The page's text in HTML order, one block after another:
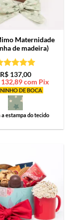
Maternidade
de madeira)
5
5
R$137,00
132,89com Pix
DE BOCA
a estampa do tecido